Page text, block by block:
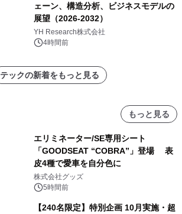
ェーン、構造分析、ビジネスモデルの
展望（2026-2032）
YH Research株式会社
4時間前
テックの新着をもっと見る
もっと見る
エリミネーター/SE専用シート
「GOODSEAT “COBRA”」登場 表
皮4種で愛車を自分色に
株式会社グッズ
5時間前
【240名限定】特別企画 10月実施・超